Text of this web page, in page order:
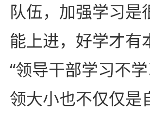
队伍，加强学习是
能上进，好学才有
“领导干部学习不
领大小也不仅仅是